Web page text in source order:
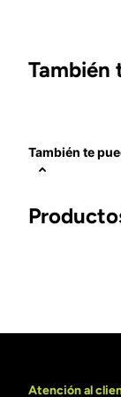
También
También te
Atención al